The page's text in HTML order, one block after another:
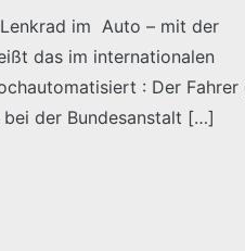
im Auto – mit der
das im internationalen
: Der Fahrer
bei der Bundesanstalt […]